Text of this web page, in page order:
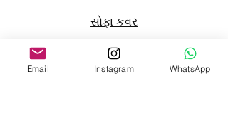
સોફા કવર
પડદા
Email Instagram WhatsApp